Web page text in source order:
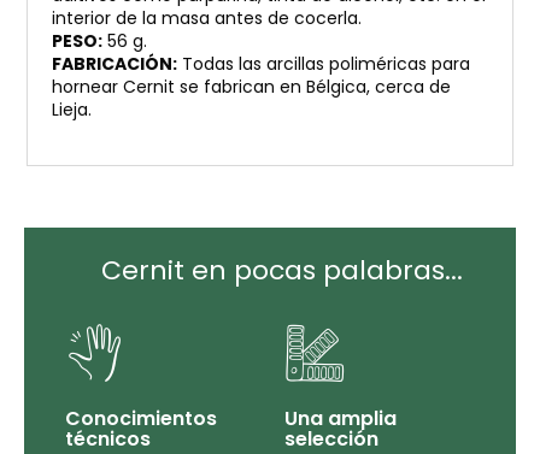
interior de la masa antes de cocerla.
PESO: 56 g.
FABRICACIÓN: Todas las arcillas poliméricas para
hornear Cernit se fabrican en Bélgica, cerca de
Lieja.
Cernit en pocas palabras...
Conocimientos
técnicos
Una amplia
selección